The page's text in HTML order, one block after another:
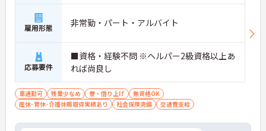
雇用形態 非常勤・パート・アルバイト
応募要件
■資格・経験不問 ※ヘルパー2級資格以上あ
れば尚良し
車通勤可 残業少なめ 寮・借り上げ
無資格OK
産休･育休･介護休暇取得実績あり
社会保険完備 交通費支給